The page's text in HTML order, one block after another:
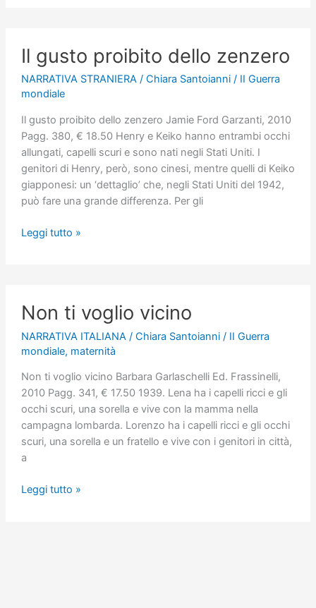
Il gusto proibito dello zenzero
NARRATIVA STRANIERA/ Chiara Santoianni / II Guerra
mondiale
Il gusto proibito dello zenzero Jamie Ford Garzanti, 2010
Pagg. 380, € 18.50 Henry e Keiko hanno entrambi occhi
allungati, capelli scuri e sono nati negli Stati Uniti. I
genitori di Henry, però, sono cinesi, mentre quelli di Keiko
giapponesi: un ‘dettaglio’ che, negli Stati Uniti del 1942,
può fare una grande differenza. Per gli
Il
Leggi tutto »
Non ti voglio vicino
NARRATIVA ITALIANA/ Chiara Santoianni / II Guerra
mondiale, maternità
Non ti voglio vicino Barbara Garlaschelli Ed. Frassinelli,
2010 Pagg. 341, € 17.50 1939. Lena ha i capelli ricci e gli
occhi scuri, una sorella e vive con la mamma nella
campagna lombarda. Lorenzo ha i capelli ricci e gli occhi
scuri, una sorella e un fratello e vive con i genitori in città,
a
Non
Leggi tutto »